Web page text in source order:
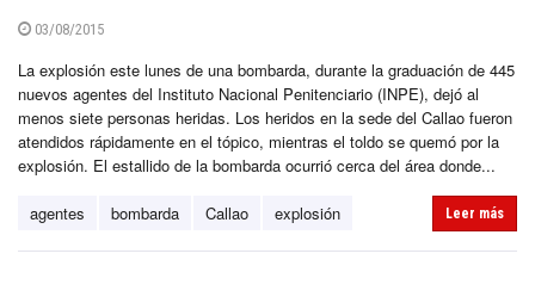
03/08/2015
La explosión este lunes de una bombarda, durante la graduación de 445
nuevos agentes del Instituto Nacional Penitenciario (INPE), dejó al
menos siete personas heridas. Los heridos en la sede del Callao fueron
atendidos rápidamente en el tópico, mientras el toldo se quemó por la
explosión. El estallido de la bombarda ocurrió cerca del área donde...
agentes bombarda Callao explosión Leer más